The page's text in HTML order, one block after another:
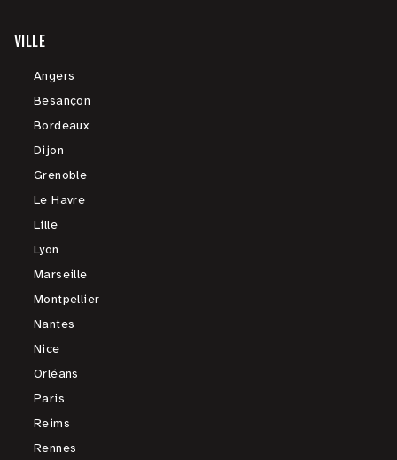
VILLE
Angers
Besançon
Bordeaux
Dijon
Grenoble
Le Havre
Lille
Lyon
Marseille
Montpellier
Nantes
Nice
Orléans
Paris
Reims
Rennes